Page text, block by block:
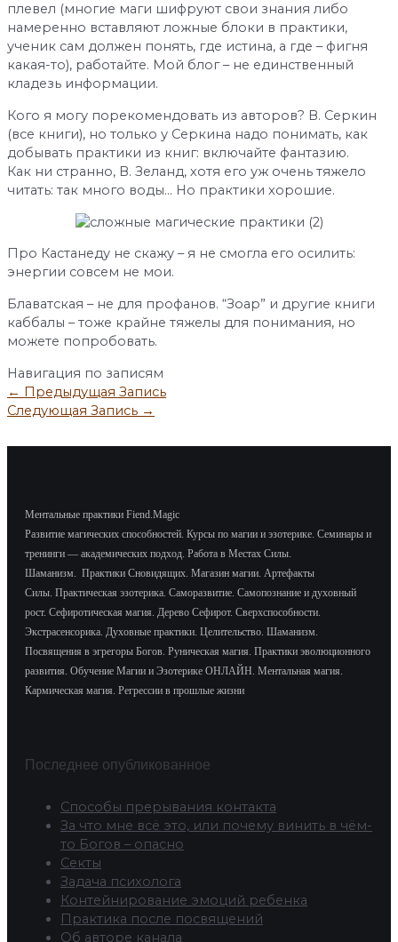
плевел (многие маги шифруют свои знания либо
намеренно вставляют ложные блоки в практики,
ученик сам должен понять, где истина, а где – фигня
какая-то), работайте. Мой блог – не единственный
кладезь информации.
Кого я могу порекомендовать из авторов? В. Серкин
(все книги), но только у Серкина надо понимать, как
добывать практики из книг: включайте фантазию.
Как ни странно, В. Зеланд, хотя его уж очень тяжело
читать: так много воды… Но практики хорошие.
Про Кастанеду не скажу – я не смогла его осилить:
энергии совсем не мои.
Блаватская – не для профанов. “Зоар” и другие книги
каббалы – тоже крайне тяжелы для понимания, но
можете попробовать.
Навигация по записям
← Предыдущая Запись
Следующая Запись →
Ментальные практики Fiend.Magic
Развитие магических способностей. Курсы по магии и эзотерике. Семинары и
тренинги — академических подход. Работа в Местах Силы.
Шаманизм. Практики Сновидящих. Магазин магии. Артефакты
Силы. Практическая эзотерика. Саморазвитие. Самопознание и духовный
рост. Сефиротическая магия. Дерево Сефирот. Сверхспособности.
Экстрасенсорика. Духовные практики. Целительство. Шаманизм.
Посвящения в эгрегоры Богов. Руническая магия. Практики эволюционного
развития. Обучение Магии и Эзотерике ОНЛАЙН. Ментальная магия.
Кармическая магия. Регрессии в прошлые жизни
Последнее опубликованное
Способы прерывания контакта
За что мне всё это, или почему винить в чём-
то Богов – опасно
Секты
Задача психолога
Контейнирование эмоций ребенка
Практика после посвящений
Об авторе канала